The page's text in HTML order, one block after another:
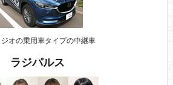
ジオの乗用車タイプの中継車
ラジパルス